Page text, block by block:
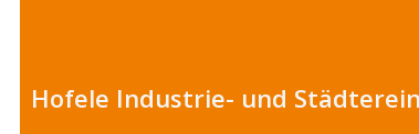
Hofele Industrie- und